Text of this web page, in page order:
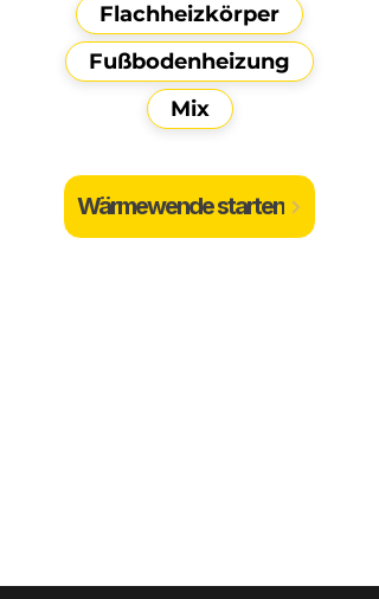
Flachheizkörper
Fußbodenheizung
Mix
Wärmewende starten